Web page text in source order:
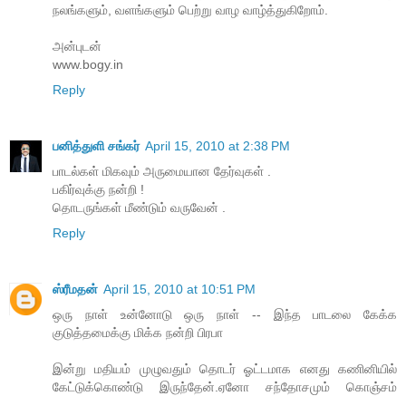
நலங்களும், வளங்களும் பெற்று வாழ வாழ்த்துகிறோம்.
அன்புடன்
www.bogy.in
Reply
பனித்துளி சங்கர் April 15, 2010 at 2:38 PM
பாடல்கள் மிகவும் அருமையான தேர்வுகள் .
பகிர்வுக்கு நன்றி !
தொடருங்கள் மீண்டும் வருவேன் .
Reply
ஸ்ரீமதன் April 15, 2010 at 10:51 PM
ஒரு நாள் உன்னோடு ஒரு நாள் -- இந்த பாடலை கேக்க
குடுத்தமைக்கு மிக்க நன்றி பிரபா
இன்று மதியம் முழுவதும் தொடர் ஓட்டமாக எனது கணினியில்
கேட்டுக்கொண்டு இருந்தேன்.ஏனோ சந்தோசமும் கொஞ்சம்